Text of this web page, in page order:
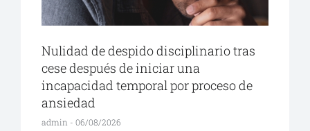
Nulidad de despido disciplinario tras
cese después de iniciar una
incapacidad temporal por proceso de
ansiedad
admin 06/08/2026